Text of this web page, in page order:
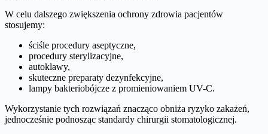
W celu dalszego zwiększenia ochrony zdrowia pacjentów
stosujemy:
ściśle procedury aseptyczne,
procedury sterylizacyjne,
autoklawy,
skuteczne preparaty dezynfekcyjne,
lampy bakteriobójcze z promieniowaniem UV-C.
Wykorzystanie tych rozwiązań znacząco obniża ryzyko zakażeń,
jednocześnie podnosząc standardy chirurgii stomatologicznej.